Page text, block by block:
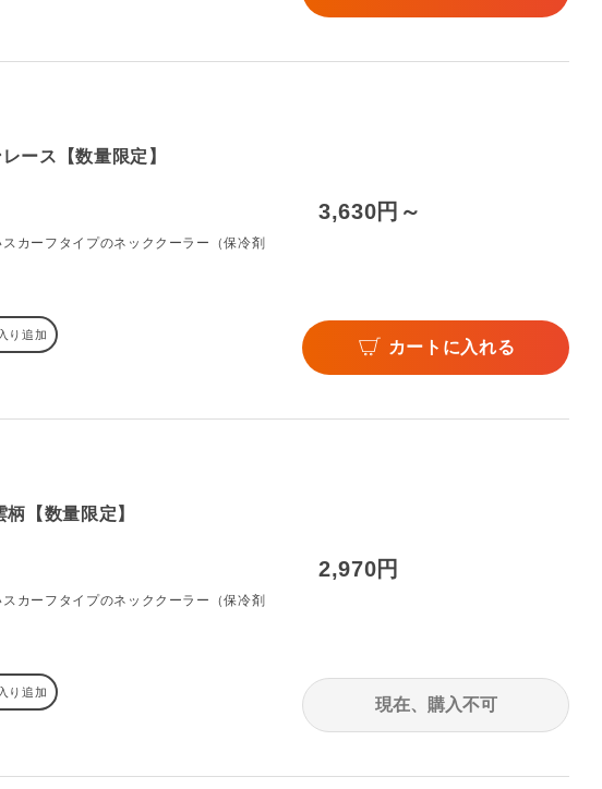
ース【数量限定】
カーフタイプのネッククーラー（保冷剤
り追加
3,630円～
カートに入れる
【数量限定】
カーフタイプのネッククーラー（保冷剤
り追加
2,970円
現在、購入不可